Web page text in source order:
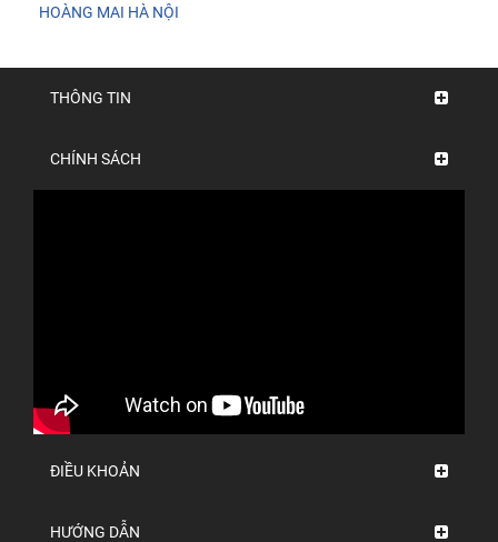
HOÀNG MAI HÀ NỘI
THÔNG TIN
CHÍNH SÁCH
ĐIỀU KHOẢN
HƯỚNG DẪN